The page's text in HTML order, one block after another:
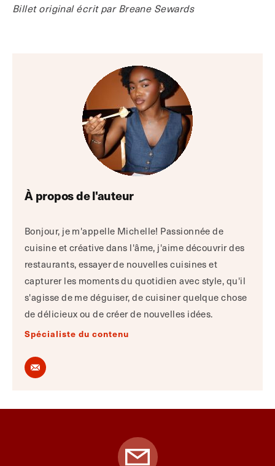
Billet original écrit par Breane Sewards
À propos de l'auteur
Bonjour, je m'appelle Michelle! Passionnée de
cuisine et créative dans l'âme, j'aime découvrir des
restaurants, essayer de nouvelles cuisines et
capturer les moments du quotidien avec style, qu'il
s'agisse de me déguiser, de cuisiner quelque chose
de délicieux ou de créer de nouvelles idées.
Spécialiste du contenu